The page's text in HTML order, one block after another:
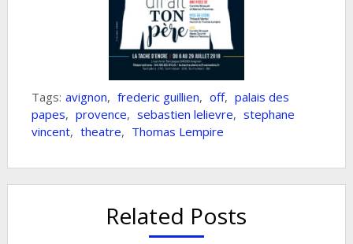
Tags: avignon, frederic guillien, off, palais des
papes, provence, sebastien lelievre, stephane
vincent, theatre, Thomas Lempire
Related Posts